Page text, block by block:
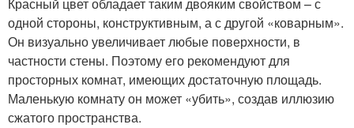
Красный цвет обладает таким двояким свойством – с
одной стороны, конструктивным, а с другой «коварным».
Он визуально увеличивает любые поверхности, в
частности стены. Поэтому его рекомендуют для
просторных комнат, имеющих достаточную площадь.
Маленькую комнату он может «убить», создав иллюзию
сжатого пространства.